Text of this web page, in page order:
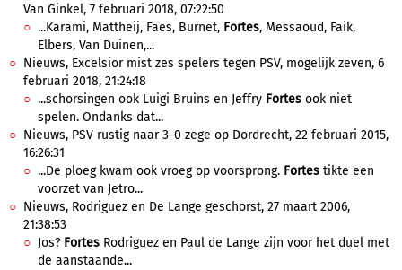
Van Ginkel, 7 februari 2018, 07:22:50
...Karami, Mattheij, Faes, Burnet, Fortes, Messaoud, Faik,
Elbers, Van Duinen,...
Nieuws, Excelsior mist zes spelers tegen PSV, mogelijk zeven, 6
februari 2018, 21:24:18
...schorsingen ook Luigi Bruins en Jeffry Fortes ook niet
spelen. Ondanks dat...
Nieuws, PSV rustig naar 3-0 zege op Dordrecht, 22 februari 2015,
16:26:31
...De ploeg kwam ook vroeg op voorsprong. Fortes tikte een
voorzet van Jetro...
Nieuws, Rodriguez en De Lange geschorst, 27 maart 2006,
21:38:53
Jos? Fortes Rodriguez en Paul de Lange zijn voor het duel met
de aanstaande...